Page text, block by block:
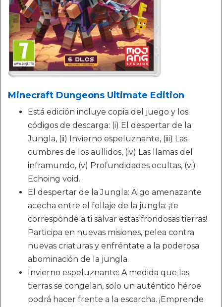
Minecraft Dungeons Ultimate Edition
Está edición incluye copia del juego y los
códigos de descarga: (i) El despertar de la
Jungla, (ii) Invierno espeluznante, (iii) Las
cumbres de los aullidos, (iv) Las llamas del
inframundo, (v) Profundidades ocultas, (vi)
Echoing void.
El despertar de la Jungla: Algo amenazante
acecha entre el follaje de la jungla: ¡te
corresponde a ti salvar estas frondosas tierras!
Participa en nuevas misiones, pelea contra
nuevas criaturas y enfréntate a la poderosa
abominación de la jungla.
Invierno espeluznante: A medida que las
tierras se congelan, solo un auténtico héroe
podrá hacer frente a la escarcha. ¡Emprende